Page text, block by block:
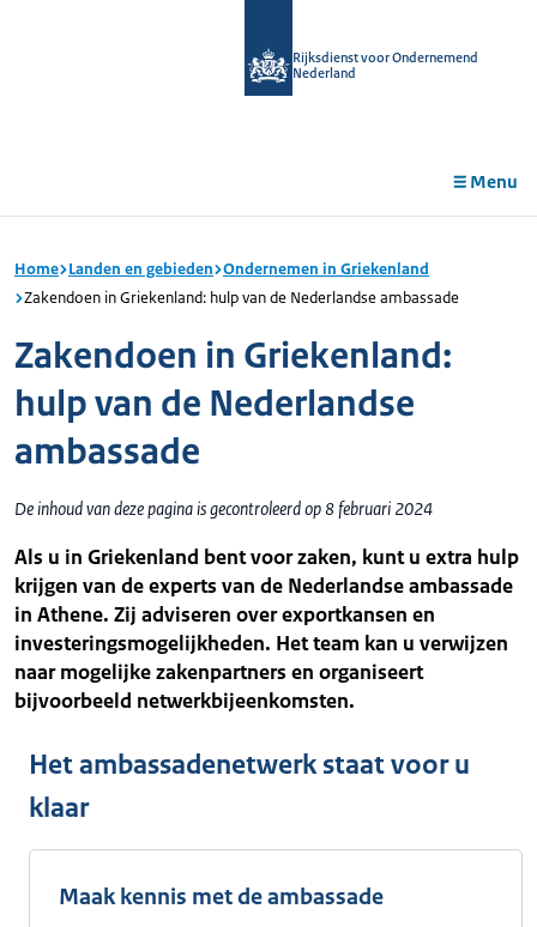
Rijksdienst voor Ondernemend
Nederland
Menu
Home Landen en gebieden Ondernemen in Griekenland
Zakendoen in Griekenland: hulp van de Nederlandse ambassade
Zakendoen in Griekenland:
hulp van de Nederlandse
ambassade
De inhoud van deze pagina is gecontroleerd op 8 februari 2024
Als u in Griekenland bent voor zaken, kunt u extra hulp
krijgen van de experts van de Nederlandse ambassade
in Athene. Zij adviseren over exportkansen en
investeringsmogelijkheden. Het team kan u verwijzen
naar mogelijke zakenpartners en organiseert
bijvoorbeeld netwerkbijeenkomsten.
Het ambassadenetwerk staat voor u
klaar
Maak kennis met de ambassade